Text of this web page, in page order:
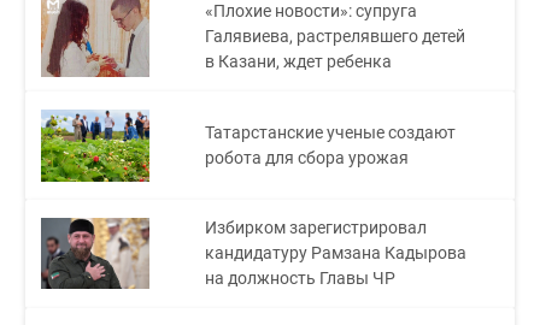
«Плохие новости»: супруга
Галявиева, растрелявшего детей
в Казани, ждет ребенка
Татарстанские ученые создают
робота для сбора урожая
Избирком зарегистрировал
кандидатуру Рамзана Кадырова
на должность Главы ЧР